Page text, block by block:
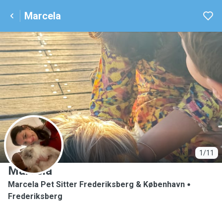
Marcela
1/11
M
Marcela
Marcela Pet Sitter Frederiksberg & København
Frederiksberg